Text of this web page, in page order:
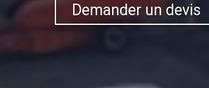
Demander un devis